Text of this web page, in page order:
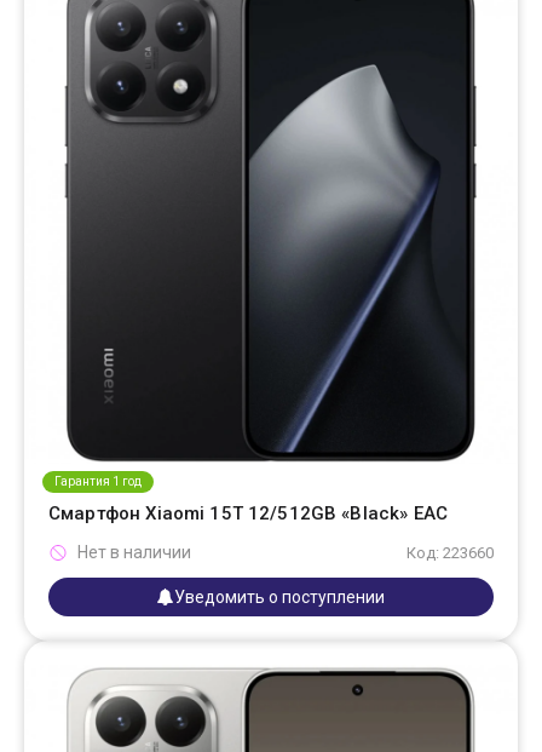
Гарантия 1 год
Смартфон Xiaomi 15T 12/512GB «Black» EAC
Код: 223660
Нет в наличии
Уведомить о поступлении